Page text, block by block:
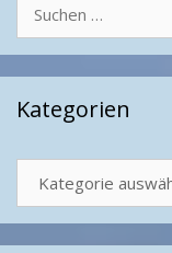
nach:
Kategorien